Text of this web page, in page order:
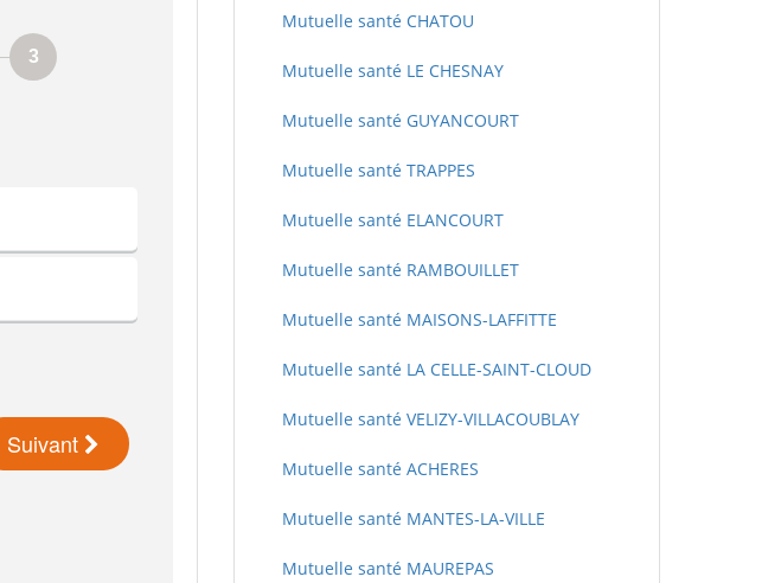
Mutuelle santé CHATOU
Mutuelle santé LE CHESNAY
Mutuelle santé GUYANCOURT
Mutuelle santé TRAPPES
Mutuelle santé ELANCOURT
Mutuelle santé RAMBOUILLET
Mutuelle santé MAISONS-LAFFITTE
Mutuelle santé LA CELLE-SAINT-CLOUD
Mutuelle santé VELIZY-VILLACOUBLAY
Mutuelle santé ACHERES
Mutuelle santé MANTES-LA-VILLE
Mutuelle santé MAUREPAS